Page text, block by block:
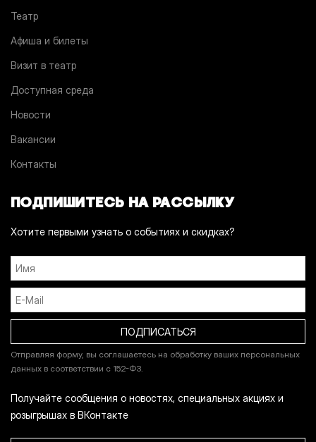
Театр
Афиша и билеты
Визит в театр
Доступная среда
Новости
Вакансии
Контакты
ПОДПИШИТЕСЬ НА РАССЫЛКУ
Хотите первыми узнать о событиях и скидках?
Отправляя форму, вы соглашаетесь на обработку ваших персональных
данных в соответствии с 152-ФЗ.
Получайте сообщения о новостях, специальных акциях и
розыгрышах в ВКонтакте